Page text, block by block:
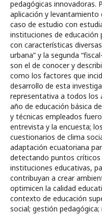
pedagógicas innovadoras.
aplicación y
caso de estudio con
instituciones de educación
con características
urbana” y la segunda
son el de conocer y
como los factores que
desarrollo de esta
representativa a todos los
año de educación básica
y técnicas empleados
entrevista y la encuesta;
cuestionarios de clima
adaptación ecuatoriana
detectando puntos
instituciones educativas,
contribuyan a crear
optimicen la calidad
contexto de educación
social; gestión